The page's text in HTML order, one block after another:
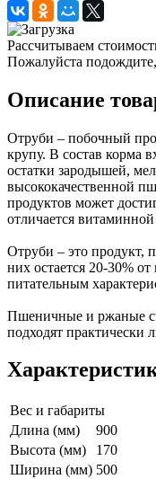
Рассчитываем
Пожалуйста
Описание
Отруби – побочный
крупу. В состав корма
остатки зародышей,
высококачественной
продуктов может
отличается
Отруби – это продукт,
них остается 20-30%
питательным
Пшеничные и ржаные
подходят
Вес и габариты
Длина (мм)
900
Высота (мм)
170
Ширина (мм) 500